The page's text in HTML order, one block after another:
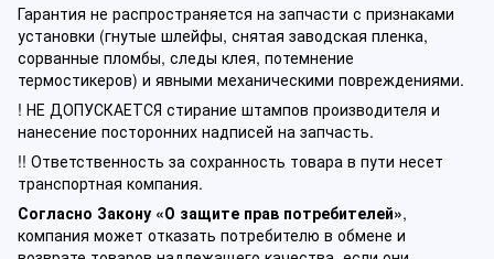
Гарантия не распространяется на запчасти с признаками
установки (гнутые шлейфы, снятая заводская пленка,
сорванные пломбы, следы клея, потемнение
термостикеров) и явными механическими повреждениями.
! НЕ ДОПУСКАЕТСЯ стирание штампов производителя и
нанесение посторонних надписей на запчасть.
!! Ответственность за сохранность товара в пути несет
транспортная компания.
Согласно Закону «О защите прав потребителей»,
компания может отказать потребителю в обмене и